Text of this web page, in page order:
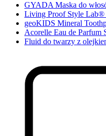
GYADA Maska do
Living Proof Style Lab®
geoKIDS Mineral
Acorelle Eau de Parfum
Fluid do twarzy z